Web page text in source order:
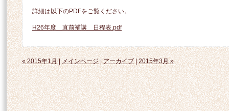
詳細は以下のPDFをご覧ください。
H26年度 直前補講 日程表.pdf
« 2015年1月|メインページ|アーカイブ|2015年3月 »